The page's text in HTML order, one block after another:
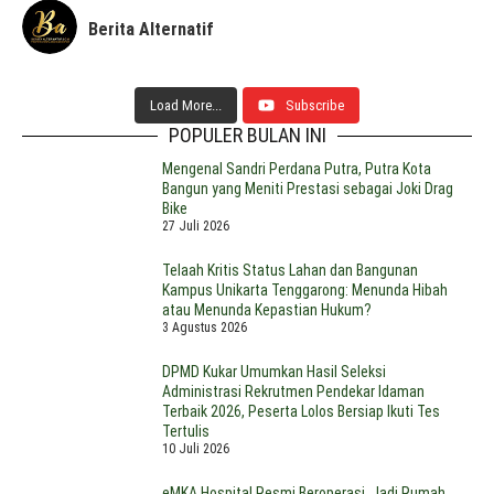
Berita Alternatif
Load More... Subscribe
POPULER BULAN INI
Mengenal Sandri Perdana Putra, Putra Kota
Bangun yang Meniti Prestasi sebagai Joki Drag
Bike
27 Juli 2026
Telaah Kritis Status Lahan dan Bangunan
Kampus Unikarta Tenggarong: Menunda Hibah
atau Menunda Kepastian Hukum?
3 Agustus 2026
DPMD Kukar Umumkan Hasil Seleksi
Administrasi Rekrutmen Pendekar Idaman
Terbaik 2026, Peserta Lolos Bersiap Ikuti Tes
Tertulis
10 Juli 2026